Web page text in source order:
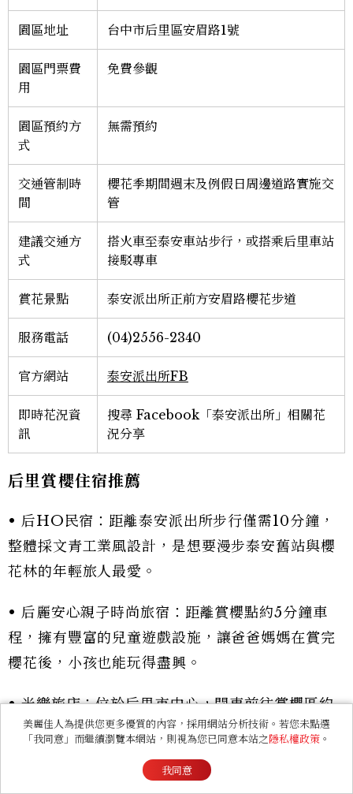
園區地址 台中市后里區安眉路1號
園區門票費
用
免費參觀
園區預約方
式
無需預約
交通管制時
間
櫻花季期間週末及例假日周邊道路實施交
管
建議交通方
式
搭火車至泰安車站步行，或搭乘后里車站
接駁專車
賞花景點 泰安派出所正前方安眉路櫻花步道
服務電話 (04)2556-2340
官方網站 泰安派出所FB
即時花況資
訊
搜尋 Facebook「泰安派出所」相關花
況分享
后里賞櫻住宿推薦
• 后HO民宿：距離泰安派出所步行僅需10分鐘，
整體採文青工業風設計，是想要漫步泰安舊站與櫻
花林的年輕旅人最愛。
• 后麗安心親子時尚旅宿：距離賞櫻點約5分鐘車
程，擁有豐富的兒童遊戲設施，讓爸爸媽媽在賞完
櫻花後，小孩也能玩得盡興。
• 米樂旅店：位於后里市中心，開車前往賞櫻區約
10分鐘，生活機能極佳，早餐精緻且房間裝潢簡約
美麗佳人為提供您更多優質的內容，採用網站分析技術。若您未點選
「我同意」而繼續瀏覽本網站，則視為您已同意本站之隱私權政策 。
我同意